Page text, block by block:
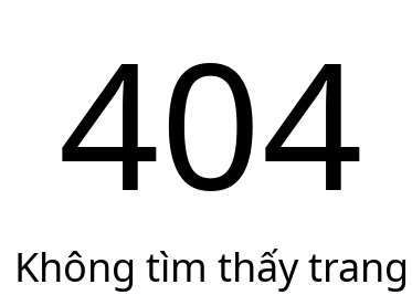
404
Không tìm thấy trang